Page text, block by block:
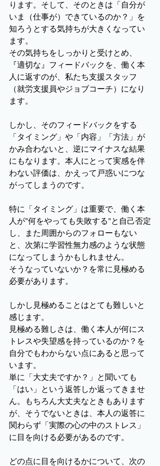
ります。そして、そのときは「自分が
いま（仕事が）できているのか？」を
知ろうとする気持ちが大きくなってい
ます。
その気持ちをしっかりと受けとめ、
『適切な』フィードバックを、働く本
人に返すのが、私たち支援スタッフ
（就労支援員やジョブコーチ）になり
ます。
しかし、そのフィードバックをする
「タイミング」や「内容」「方法」が
かみ合わないと、逆にマイナスな結果
にもなります。本人にとって実感を伴
わない評価は、かえって戸惑いにつな
がってしまうのです。
特に「タイミング」は重要で、働く本
人が”何をやっても失敗する”と自己否定
し、また周囲からのフォローもない
と、次第に学習性無力感のような状態
になってしまうかもしれません。
そうなっていないか？を常に見極める
必要があります。
しかし見極めることはとても難しいと
感じます。
見極める難しさは、働く本人が何にス
トレスや失望感を持っているのか？を
自分でもわからない点にあると思って
います。
単に「大丈夫ですか？」と聞いても
「はい」という返答しか返ってきませ
ん。もちろん大丈夫なときもあります
が、そうでないときは、本人の返答に
関わらず「実際の心の中のストレス」
に目を向ける必要があるのです。
どの点に目を向けるかについて、次の